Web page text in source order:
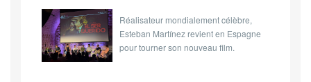
Réalisateur mondialement célèbre,
Esteban Martínez revient en Espagne
pour tourner son nouveau film.